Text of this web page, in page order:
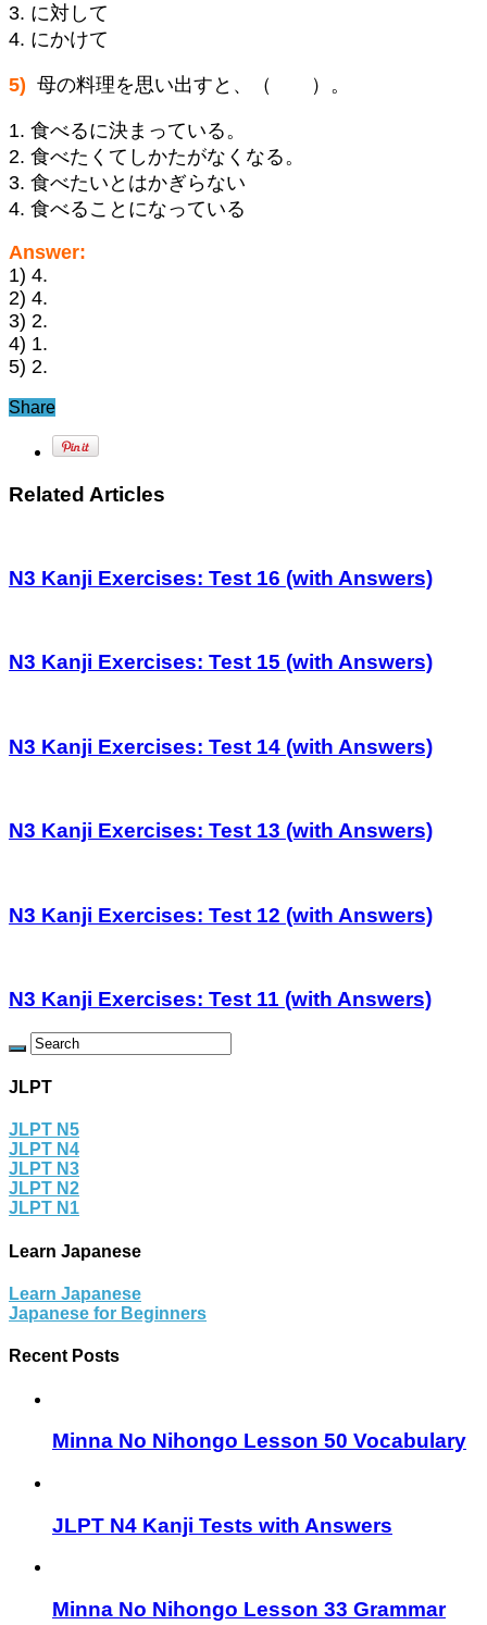
3. に対して
4. にかけて
5) 母の料理を思い出すと、（ ）。
1. 食べるに決まっている。
2. 食べたくてしかたがなくなる。
3. 食べたいとはかぎらない
4. 食べることになっている
Answer:
1) 4.
2) 4.
3) 2.
4) 1.
5) 2.
Share
Related Articles
N3 Kanji Exercises: Test 16 (with Answers)
N3 Kanji Exercises: Test 15 (with Answers)
N3 Kanji Exercises: Test 14 (with Answers)
N3 Kanji Exercises: Test 13 (with Answers)
N3 Kanji Exercises: Test 12 (with Answers)
N3 Kanji Exercises: Test 11 (with Answers)
JLPT
JLPT N5
JLPT N4
JLPT N3
JLPT N2
JLPT N1
Learn Japanese
Learn Japanese
Japanese for Beginners
Recent Posts
Minna No Nihongo Lesson 50 Vocabulary
JLPT N4 Kanji Tests with Answers
Minna No Nihongo Lesson 33 Grammar